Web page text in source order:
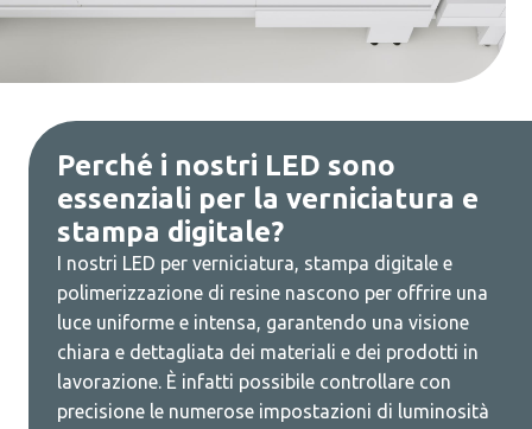
Perché i nostri LED sono
essenziali per la verniciatura e
stampa digitale?
I nostri LED per verniciatura, stampa digitale e
polimerizzazione di resine nascono per offrire una
luce uniforme e intensa, garantendo una visione
chiara e dettagliata dei materiali e dei prodotti in
lavorazione. È infatti possibile controllare con
precisione le numerose impostazioni di luminosità